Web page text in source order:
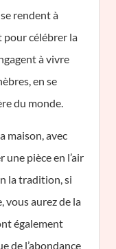
rendent à
pour célébrer la
à vivre
en se
du monde.
maison, avec
une pièce en l’air
la tradition, si
vous aurez de la
également
de l’abondance